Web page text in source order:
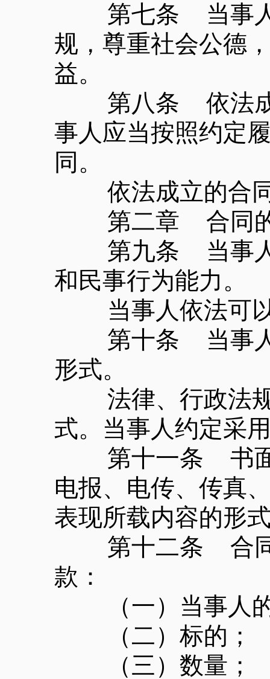
第七条 当事人
规，尊重社会公德
益。
第八条 依法成
事人应当按照约定
同。
依法成立的合同
第二章 合同
第九条 当事人
和民事行为能力。
当事人依法可以
第十条 当事人
形式。
法律、行政法规
式。当事人约定采
第十一条 书面
电报、电传、传真
表现所载内容的形
第十二条 合同
款：
（一）当事人的
（二）标的；
（三）数量；